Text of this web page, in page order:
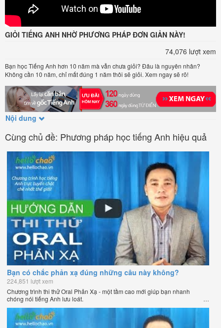
GIỎI TIẾNG ANH NHỜ PHƯƠNG PHÁP ĐƠN GIẢN NÀY!
74,076 lượt xem
Bạn học Tiếng Anh hơn 10 năm mà vẫn chưa giỏi? Đâu là nguyên nhân?
Không cần 10 năm, chỉ mất đúng 1 năm thôi sẽ giỏi. Xem ngay sẽ rõ!
Nội dung
Cùng chủ đề: Phương pháp học tiếng Anh hiệu quả
Bạn có chắc phản xạ đúng những câu này không?
224,851 lượt xem
Chương trình thi thử Oral Phản Xạ - một tầm cao mới giúp bạn nhanh
chóng nói tiếng Anh lưu loát.